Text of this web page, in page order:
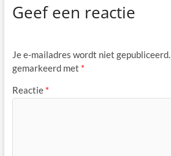
Geef een reactie
Je e-mailadres wordt niet gepubliceerd.
gemarkeerd met *
Reactie *